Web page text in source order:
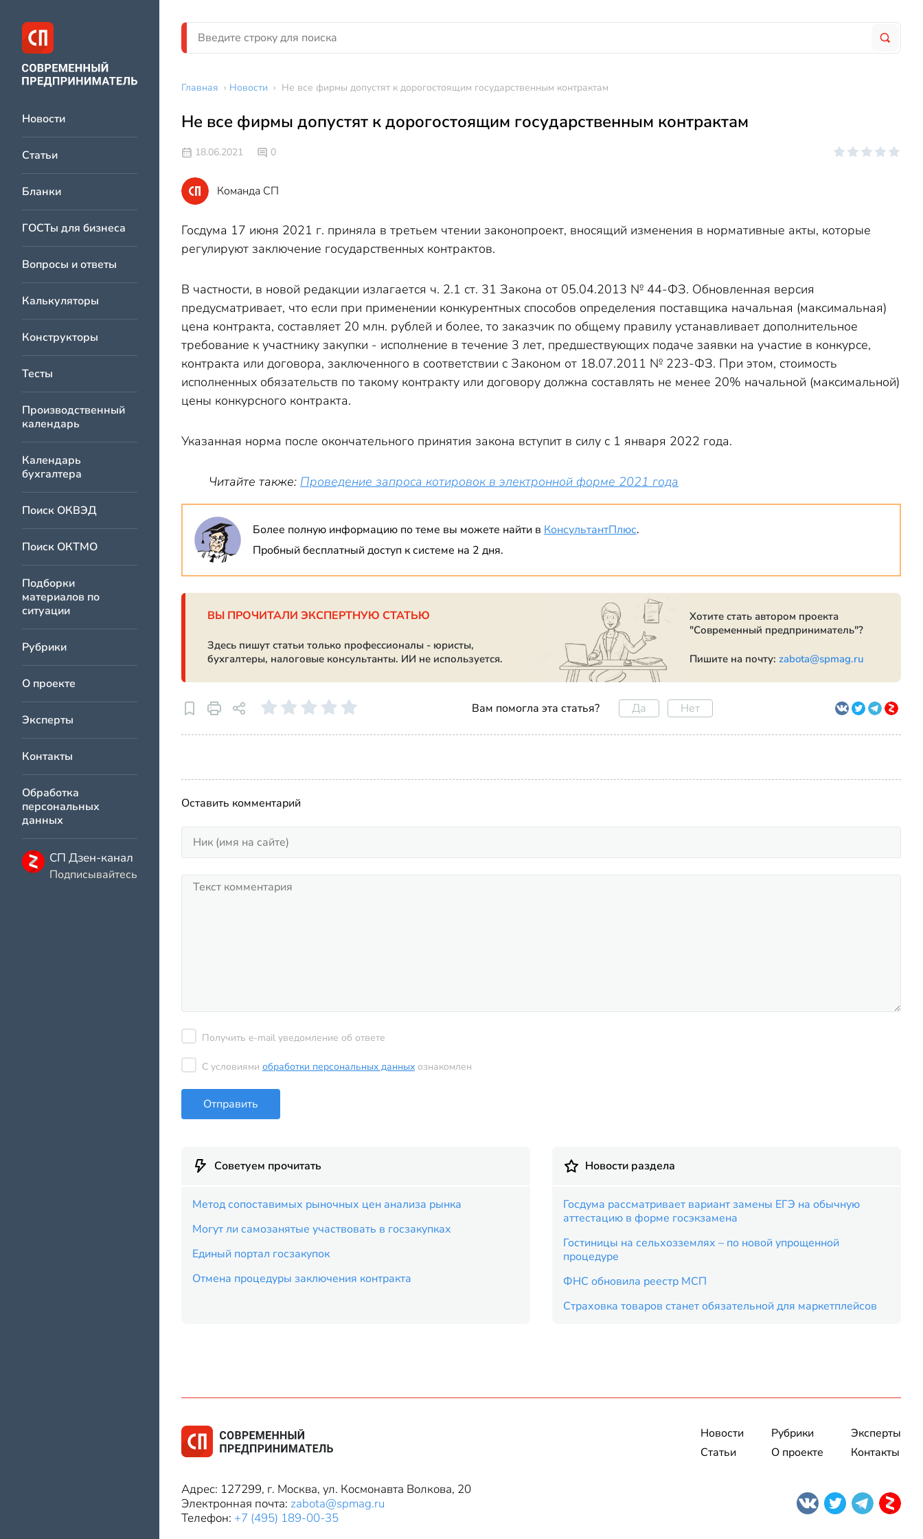
Новости
Статьи
Бланки
ГОСТы для бизнеса
Вопросы и ответы
Калькуляторы
Конструкторы
Тесты
Производственный
календарь
Календарь
бухгалтера
Поиск ОКВЭД
Поиск ОКТМО
Подборки
материалов по
ситуации
Рубрики
О проекте
Эксперты
Контакты
Обработка
персональных
данных
СП Дзен-канал
Подписывайтесь
Главная › Новости › Не все фирмы допустят к дорогостоящим государственным контрактам
Не все фирмы допустят к дорогостоящим государственным контрактам
18.06.2021 0
Команда СП
Госдума 17 июня 2021 г. приняла в третьем чтении законопроект, вносящий изменения в нормативные акты, которые
регулируют заключение государственных контрактов.
В частности, в новой редакции излагается ч. 2.1 ст. 31 Закона от 05.04.2013 № 44-ФЗ. Обновленная версия
предусматривает, что если при применении конкурентных способов определения поставщика начальная (максимальная)
цена контракта, составляет 20 млн. рублей и более, то заказчик по общему правилу устанавливает дополнительное
требование к участнику закупки - исполнение в течение 3 лет, предшествующих подаче заявки на участие в конкурсе,
контракта или договора, заключенного в соответствии с Законом от 18.07.2011 № 223-ФЗ. При этом, стоимость
исполненных обязательств по такому контракту или договору должна составлять не менее 20% начальной (максимальной)
цены конкурсного контракта.
Указанная норма после окончательного принятия закона вступит в силу с 1 января 2022 года.
Читайте также: Проведение запроса котировок в электронной форме 2021 года
Более полную информацию по теме вы можете найти в КонсультантПлюс.
Пробный бесплатный доступ к системе на 2 дня.
ВЫ ПРОЧИТАЛИ ЭКСПЕРТНУЮ СТАТЬЮ
Здесь пишут статьи только профессионалы - юристы,
бухгалтеры, налоговые консультанты. ИИ не используется.
Хотите стать автором проекта
"Современный предприниматель"?
Пишите на почту:zabota@spmag.ru
Вам помогла эта статья? Да Нет
Оставить комментарий
Получить e-mail уведомление об ответе
С условиями обработки персональных данных ознакомлен
Отправить
Советуем прочитать
Метод сопоставимых рыночных цен анализа рынка
Могут ли самозанятые участвовать в госзакупках
Единый портал госзакупок
Отмена процедуры заключения контракта
Новости раздела
Госдума рассматривает вариант замены ЕГЭ на обычную
аттестацию в форме госэкзамена
Гостиницы на сельхозземлях – по новой упрощенной
процедуре
ФНС обновила реестр МСП
Страховка товаров станет обязательной для маркетплейсов
Новости
Статьи
Рубрики
О проекте
Эксперты
Контакты
Адрес: 127299, г. Москва, ул. Космонавта Волкова, 20
Электронная почта: zabota@spmag.ru
Телефон: +7 (495) 189-00-35